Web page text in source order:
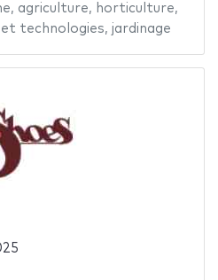
, agriculture, horticulture,
technologies, jardinage